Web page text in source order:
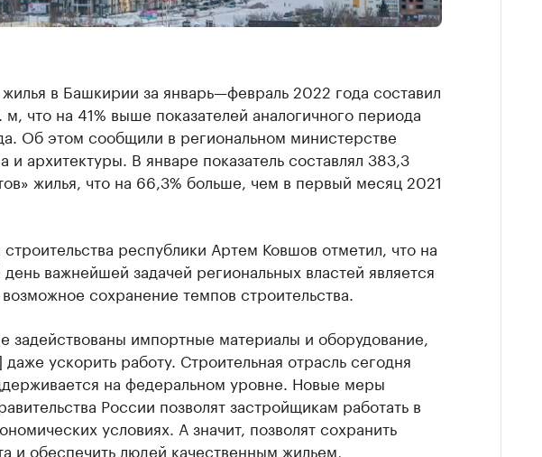
в Башкирии за январь—февраль 2022 года составил
что на 41% выше показателей аналогичного периода
Об этом сообщили в региональном министерстве
и архитектуры. В январе показатель составлял 383,3
жилья, что на 66,3% больше, чем в первый месяц 2021
республики Артем Ковшов отметил, что на
важнейшей задачей региональных властей является
сохранение темпов строительства.
задействованы импортные материалы и оборудование,
ускорить работу. Строительная отрасль сегодня
на федеральном уровне. Новые меры
России позволят застройщикам работать в
условиях. А значит, позволят сохранить
и обеспечить людей качественным жильем,